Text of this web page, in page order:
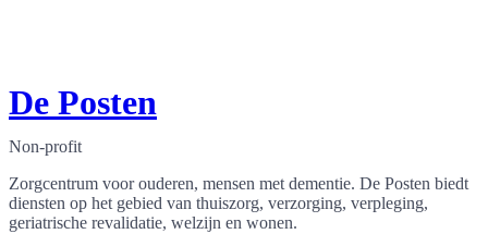
De Posten
Non-profit
Zorgcentrum voor ouderen, mensen met dementie. De Posten biedt
diensten op het gebied van thuiszorg, verzorging, verpleging,
geriatrische revalidatie, welzijn en wonen.